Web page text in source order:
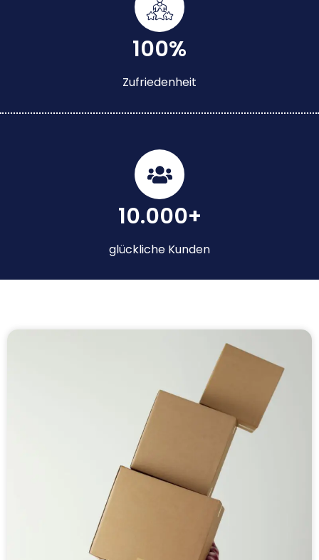
100%
Zufriedenheit
10.000+
glückliche Kunden